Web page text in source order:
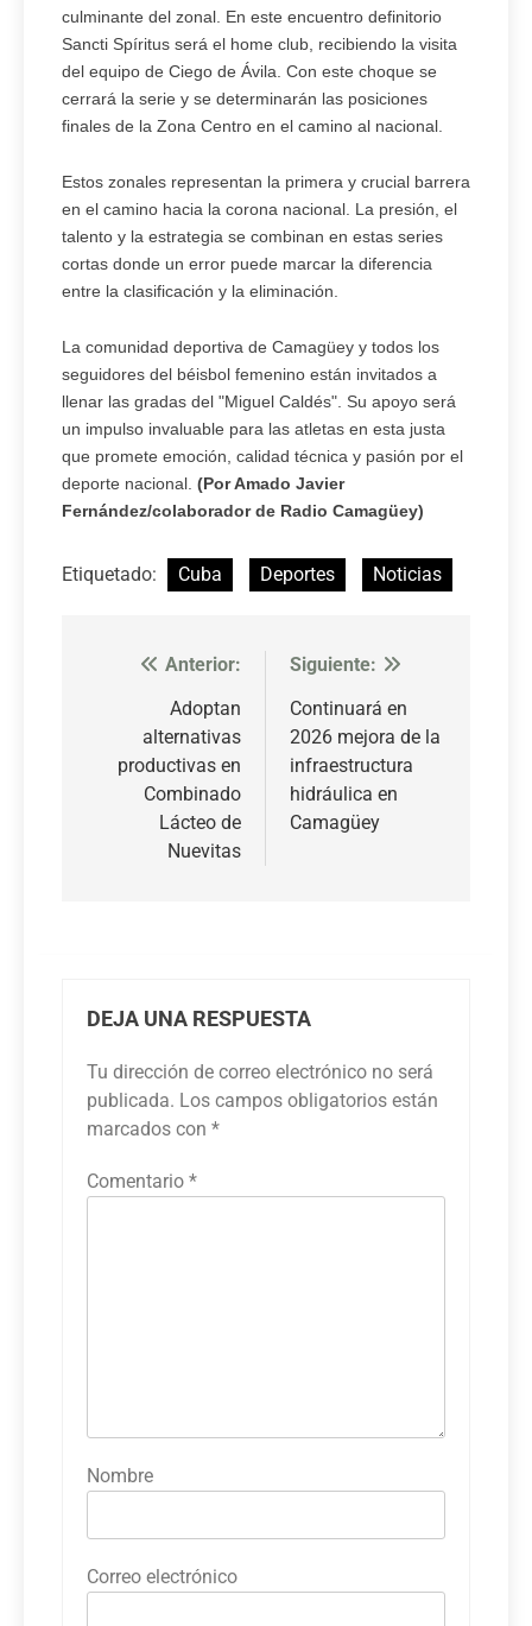
culminante del zonal. En este encuentro definitorio
Sancti Spíritus será el home club, recibiendo la visita
del equipo de Ciego de Ávila. Con este choque se
cerrará la serie y se determinarán las posiciones
finales de la Zona Centro en el camino al nacional.
Estos zonales representan la primera y crucial barrera
en el camino hacia la corona nacional. La presión, el
talento y la estrategia se combinan en estas series
cortas donde un error puede marcar la diferencia
entre la clasificación y la eliminación.
La comunidad deportiva de Camagüey y todos los
seguidores del béisbol femenino están invitados a
llenar las gradas del "Miguel Caldés". Su apoyo será
un impulso invaluable para las atletas en esta justa
que promete emoción, calidad técnica y pasión por el
deporte nacional. (Por Amado Javier
Fernández/colaborador de Radio Camagüey)
Etiquetado: Cuba Deportes Noticias
Navegación
entradas
Anterior:
Adoptan
alternativas
productivas en
Combinado
Lácteo de
Nuevitas
Siguiente:
Continuará en
2026 mejora de la
infraestructura
hidráulica en
Camagüey
DEJA UNA RESPUESTA
Tu dirección de correo electrónico no será
publicada. Los campos obligatorios están
marcados con *
Comentario *
Nombre
Correo electrónico